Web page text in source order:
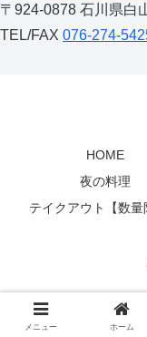
〒924-0878 石川県白
TEL/FAX 076-274-
HOME
夜の料理
テイクアウト【数量
メニュー ホーム